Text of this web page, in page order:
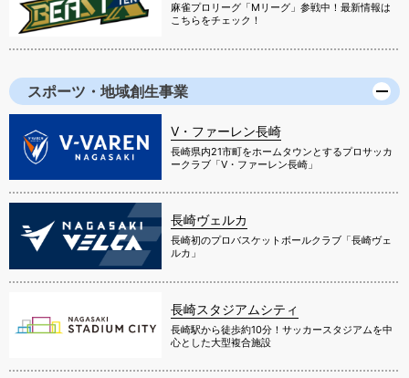
麻雀プロリーグ「Mリーグ」参戦中！最新情報は
こちらをチェック！
スポーツ・地域創生事業
V・ファーレン長崎
長崎県内21市町をホームタウンとするプロサッカ
ークラブ「V・ファーレン長崎」
長崎ヴェルカ
長崎初のプロバスケットボールクラブ「長崎ヴェ
ルカ」
長崎スタジアムシティ
長崎駅から徒歩約10分！サッカースタジアムを中
心とした大型複合施設